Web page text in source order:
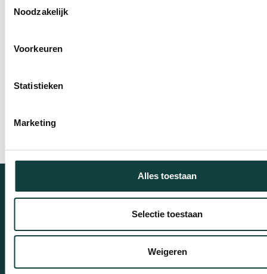
Noodzakelijk
Voorkeuren
Statistieken
Marketing
Alles toestaan
Selectie toestaan
Weigeren
MOGELIJKHEDEN & DOELGROEPEN
Zakelijk & projectbasis
UW GEVELVOLLEDIG
DUURZAAM